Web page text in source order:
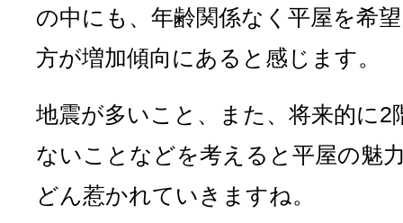
の中にも、年齢関係なく平屋を希
方が増加傾向にあると感じます。
地震が多いこと、また、将来的に2
ないことなどを考えると平屋の魅
どん惹かれていきますね。